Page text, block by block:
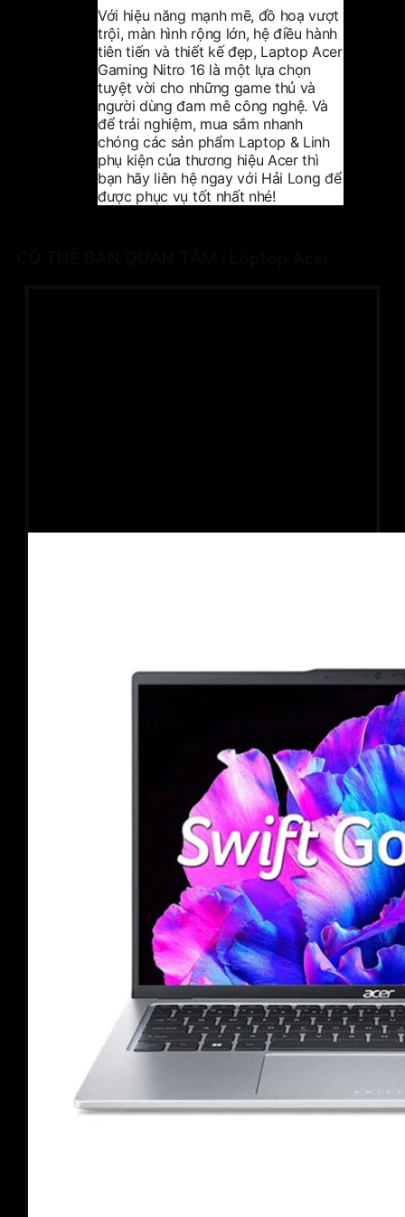
Với hiệu năng mạnh mẽ, đồ hoạ vượt
trội, màn hình rộng lớn, hệ điều hành
tiên tiến và thiết kế đẹp, Laptop Acer
Gaming Nitro 16 là một lựa chọn
tuyệt vời cho những game thủ và
người dùng đam mê công nghệ. Và
để trải nghiệm, mua sắm nhanh
chóng các sản phẩm Laptop & Linh
phụ kiệncủa thương hiệu Acer thì
bạn hãy liên hệ ngay với Hải Long để
được phục vụ tốt nhất nhé!